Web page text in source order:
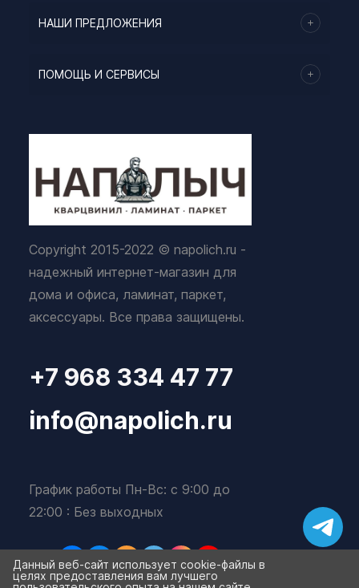
НАШИ ПРЕДЛОЖЕНИЯ
ПОМОЩЬ И СЕРВИСЫ
Copyright 2015-2022 © napolich.ru -
надежный интернет-магазин для
дома и офиса, ламинат, паркет,
аксессуары. Все права защищены.
+7 968 334 47 77
info@napolich.ru
График работы Пн-Вс: с 9:00 до
22:00 : Без выходных
Данный веб-сайт использует cookie-файлы в
целях предоставления вам лучшего